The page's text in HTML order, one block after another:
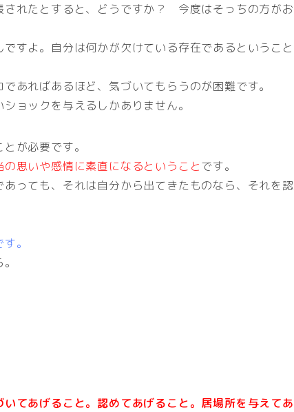
されたとすると、どうですか？ 今度はそっちの方がお
すよ。自分は何かが欠けている存在であるということ
あればあるほど、気づいてもらうのが困難です。
ョックを与えるしかありません。
が必要です。
思いや感情に素直になるということです。
っても、それは自分から出てきたものなら、それを認
。
てあげること。認めてあげること。居場所を与えてあ